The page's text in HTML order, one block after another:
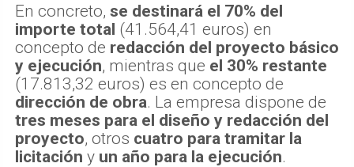
En concreto, se destinará el 70% del
importe total (41.564,41 euros) en
concepto de redacción del proyecto básico
y ejecución, mientras que el 30% restante
(17.813,32 euros) es en concepto de
dirección de obra. La empresa dispone de
tres meses para el diseño y redacción del
proyecto, otros cuatro para tramitar la
licitación y un año para la ejecución.